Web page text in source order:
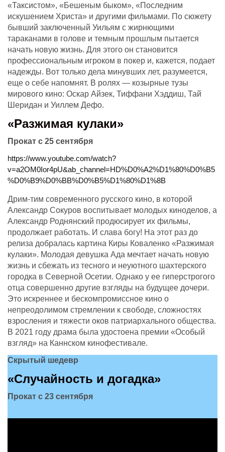
«Таксистом», «Бешеным быком», «Последним
искушением Христа» и другими фильмами. По сюжету
бывший заключенный Уильям с жирнющими
тараканами в голове и темным прошлым пытается
начать новую жизнь. Для этого он становится
профессиональным игроком в покер и, кажется, подает
надежды. Вот только дела минувших лет, разумеется,
еще о себе напомнят. В ролях — козырные тузы
мирового кино: Оскар Айзек, Тиффани Хэддиш, Тай
Шеридан и Уиллем Дефо.
«Разжимая кулаки»
Прокат с 25 сентября
https://www.youtube.com/watch?
v=a2OM0Ior4pU&ab_channel=HD%D0%A2%D1%80%D0%B5
%D0%B9%D0%BB%D0%B5%D1%80%D1%8B
Дрим-тим современного русского кино, в которой
Александр Сокуров воспитывает молодых киноделов, а
Александр Роднянский продюсирует их фильмы,
продолжает работать. И слава богу! На этот раз до
релиза добралась картина Киры Коваленко «Разжимая
кулаки». Молодая девушка Ада мечтает начать новую
жизнь и сбежать из тесного и неуютного шахтерского
городка в Северной Осетии. Однако у ее гиперстрогого
отца совершенно другие взгляды на будущее дочери.
Это искреннее и бескомпромиссное кино о
непреодолимом стремлении к свободе, сложностях
взросления и тяжести оков патриархального общества.
В 2021 году драма была удостоена премии «Особый
взгляд» на Каннском кинофестивале.
Скрытый шедевр
«Случайность и догадка»
Прокат с 23 сентября